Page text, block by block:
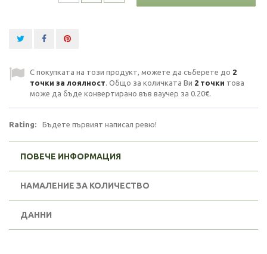
С покупката на този продукт, можете да съберете до 2
точки за лоялност. Общо за количката Ви 2 точки това
може да бъде конвертирано във ваучер за 0.20€.
Rating: Бъдете първият написал ревю!
ПОВЕЧЕ ИНФОРМАЦИЯ
НАМАЛЕНИЕ ЗА КОЛИЧЕСТВО
ДАННИ